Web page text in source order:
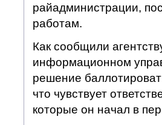
райадминистрации,
работам.
Как сообщили
информационном
решение
что чувствует
которые он начал в